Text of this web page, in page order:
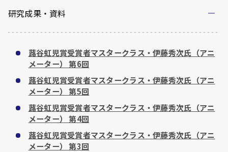
研究成果・資料
蕗谷虹児賞受賞者マスタークラス・伊藤秀次氏（アニ
メーター） 第6回
蕗谷虹児賞受賞者マスタークラス・伊藤秀次氏（アニ
メーター） 第5回
蕗谷虹児賞受賞者マスタークラス・伊藤秀次氏（アニ
メーター） 第4回
蕗谷虹児賞受賞者マスタークラス・伊藤秀次氏（アニ
メーター） 第3回